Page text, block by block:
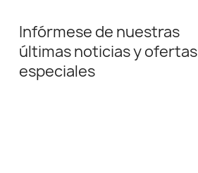
Infórmese de nuestras
últimas noticias y ofertas
especiales